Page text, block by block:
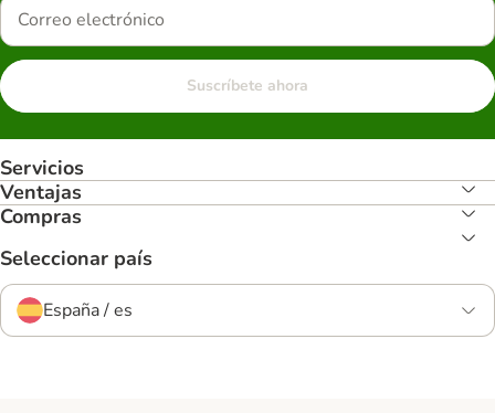
Suscríbete ahora
Servicios
Ventajas
Compras
Seleccionar país
España / es